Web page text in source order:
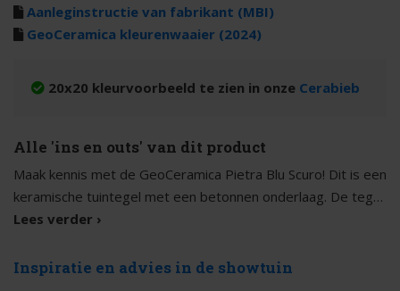
Aanleginstructie van fabrikant (MBI)
GeoCeramica kleurenwaaier (2024)
20x20 kleurvoorbeeld te zien in onze Cerabieb
Alle 'ins en outs' van dit product
Maak kennis met de GeoCeramica Pietra Blu Scuro! Dit is een
keramische tuintegel met een betonnen onderlaag. De tegel
heeft een prachtige subtiele natuursteenlook die wordt
zijn evenwichtige dessin past deze tegel bij tal van
De GeoCeramica Pietra Blu Scuro is een
De Geoceramica Pietra Blu Scuro bestaat uit twee delen.
Lees verder ›
Inspiratie en advies in de showtuin